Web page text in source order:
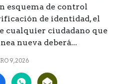
esquema de control
de identidad, el
cualquier ciudadano que
nueva deberá...
9, 2026